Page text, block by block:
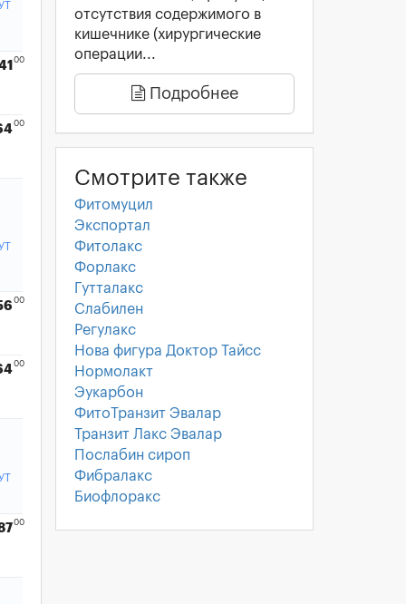
00
00
00
00
00
отсутствия содержимого в
кишечнике (хирургические
операции...
Подробнее
Смотрите также
Фитомуцил
Экспортал
Фитолакс
Форлакс
Гутталакс
Слабилен
Регулакс
Нова фигура Доктор Тайсс
Нормолакт
Эукарбон
ФитоТранзит Эвалар
Транзит Лакс Эвалар
Послабин сироп
Фибралакс
Биофлоракс